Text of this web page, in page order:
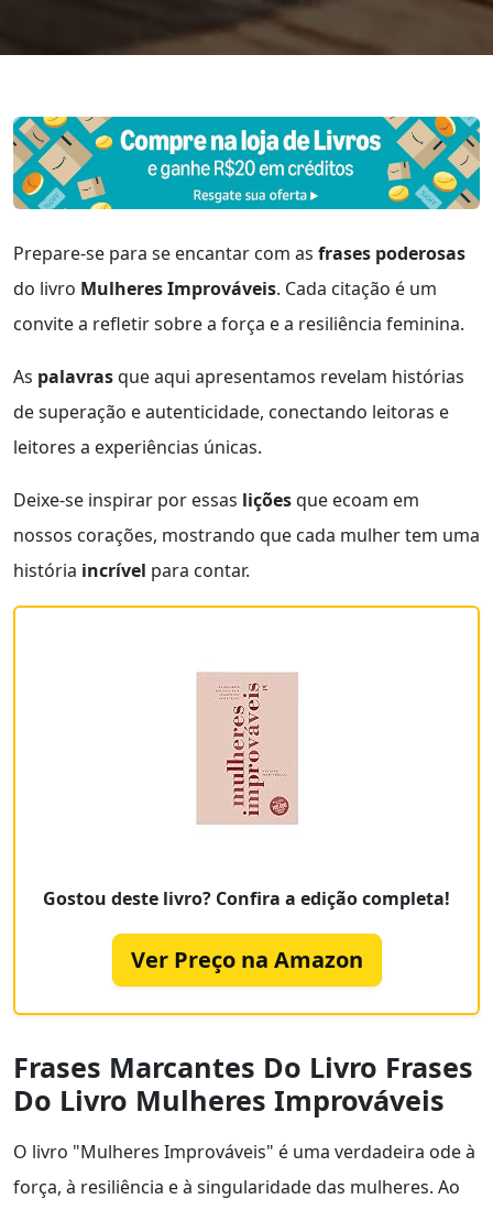
Prepare-se para se encantar com as frases poderosas
do livro Mulheres Improváveis. Cada citação é um
convite a refletir sobre a força e a resiliência feminina.
As palavrasque aqui apresentamos revelam histórias
de superação e autenticidade, conectando leitoras e
leitores a experiências únicas.
Deixe-se inspirar por essas liçõesque ecoam em
nossos corações, mostrando que cada mulher tem uma
história incrível para contar.
Gostou deste livro? Confira a edição completa!
Ver Preço na Amazon
Frases Marcantes Do Livro Frases
Do Livro Mulheres Improváveis
O livro "Mulheres Improváveis" é uma verdadeira ode à
força, à resiliência e à singularidade das mulheres. Ao